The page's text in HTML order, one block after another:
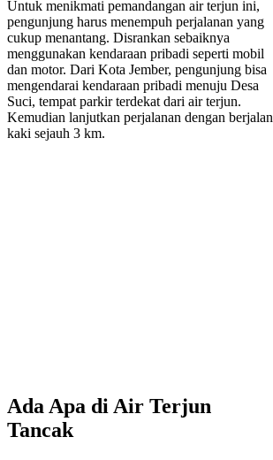
Untuk menikmati pemandangan air terjun ini,
pengunjung harus menempuh perjalanan yang
cukup menantang. Disrankan sebaiknya
menggunakan kendaraan pribadi seperti mobil
dan motor. Dari Kota Jember, pengunjung bisa
mengendarai kendaraan pribadi menuju Desa
Suci, tempat parkir terdekat dari air terjun.
Kemudian lanjutkan perjalanan dengan berjalan
kaki sejauh 3 km.
Ada Apa di Air Terjun
Tancak